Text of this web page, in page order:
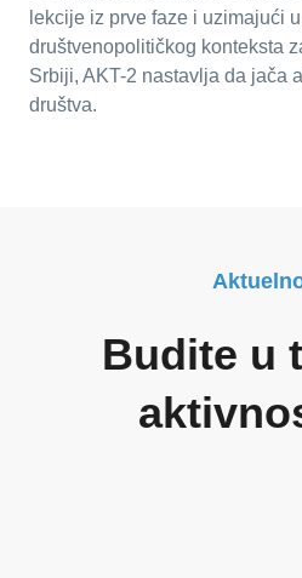
lekcije iz prve faze i uzimajući
društvenopolitičkog konteksta
Srbiji, AKT-2 nastavlja da jača
društva.
Budite u